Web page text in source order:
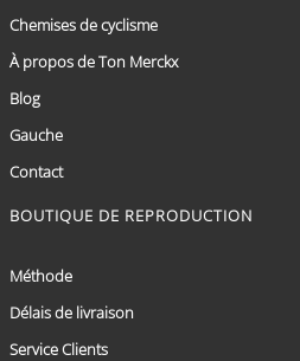
Chemises de cyclisme
À propos de Ton Merckx
Blog
Gauche
Contact
BOUTIQUE DE REPRODUCTION
Méthode
Délais de livraison
Service Clients